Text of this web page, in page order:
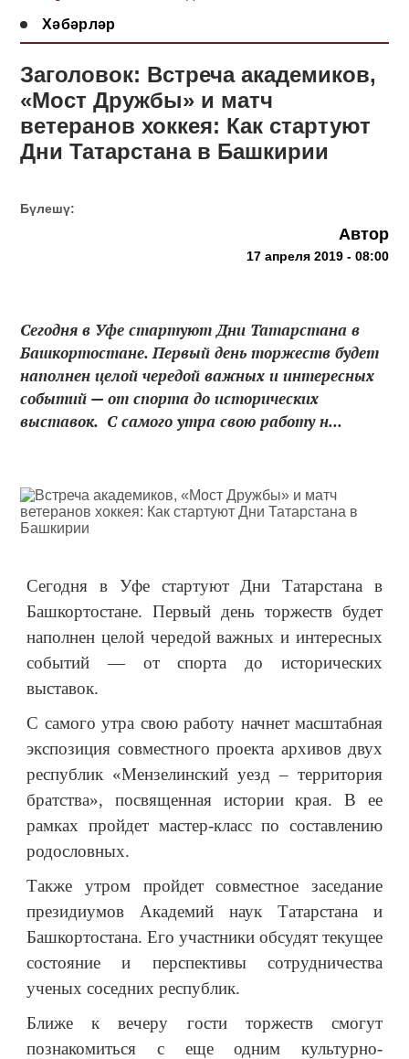
Хәбәрләр
Заголовок: Встреча академиков,
«Мост Дружбы» и матч
ветеранов хоккея: Как стартуют
Дни Татарстана в Башкирии
Бүлешү:
Автор
17 апреля 2019 - 08:00
Сегодня в Уфе стартуют Дни Татарстана в
Башкортостане. Первый день торжеств будет
наполнен целой чередой важных и интересных
событий — от спорта до исторических
выставок. С самого утра свою работу н...
Сегодня в Уфе стартуют Дни Татарстана в
Башкортостане. Первый день торжеств будет
наполнен целой чередой важных и интересных
событий — от спорта до исторических
выставок.
С самого утра свою работу начнет масштабная
экспозиция совместного проекта архивов двух
республик «Мензелинский уезд – территория
братства», посвященная истории края. В ее
рамках пройдет мастер-класс по составлению
родословных.
Также утром пройдет совместное заседание
президиумов Академий наук Татарстана и
Башкортостана. Его участники обсудят текущее
состояние и перспективы сотрудничества
ученых соседних республик.
Ближе к вечеру гости торжеств смогут
познакомиться с еще одним культурно-